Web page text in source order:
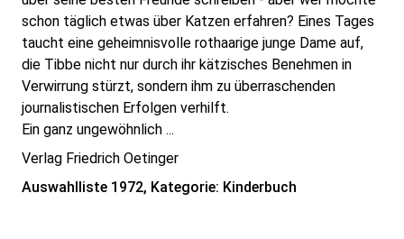
schon täglich etwas über Katzen erfahren? Eines Tages
taucht eine geheimnisvolle rothaarige junge Dame auf,
die Tibbe nicht nur durch ihr kätzisches Benehmen in
Verwirrung stürzt, sondern ihm zu überraschenden
journalistischen Erfolgen verhilft.
Ein ganz ungewöhnlich ...
Verlag Friedrich Oetinger
Auswahlliste 1972, Kategorie: Kinderbuch